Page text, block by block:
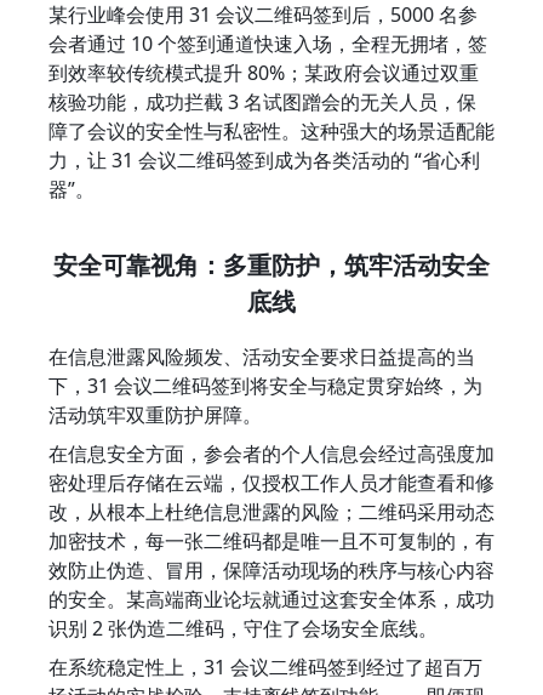
某行业峰会使用 31 会议二维码签到后，5000 名参
会者通过 10 个签到通道快速入场，全程无拥堵，签
到效率较传统模式提升 80%；某政府会议通过双重
核验功能，成功拦截 3 名试图蹭会的无关人员，保
障了会议的安全性与私密性。这种强大的场景适配能
力，让 31 会议二维码签到成为各类活动的 “省心利
器”。
安全可靠视角：多重防护，筑牢活动安全
底线
在信息泄露风险频发、活动安全要求日益提高的当
下，31 会议二维码签到将安全与稳定贯穿始终，为
活动筑牢双重防护屏障。
在信息安全方面，参会者的个人信息会经过高强度加
密处理后存储在云端，仅授权工作人员才能查看和修
改，从根本上杜绝信息泄露的风险；二维码采用动态
加密技术，每一张二维码都是唯一且不可复制的，有
效防止伪造、冒用，保障活动现场的秩序与核心内容
的安全。某高端商业论坛就通过这套安全体系，成功
识别 2 张伪造二维码，守住了会场安全底线。
在系统稳定性上，31 会议二维码签到经过了超百万